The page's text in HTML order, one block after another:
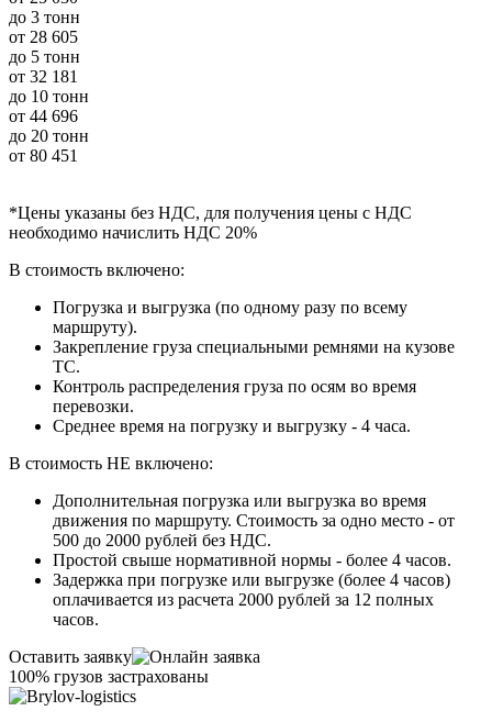
до 3 тонн
от 28 605
до 5 тонн
от 32 181
до 10 тонн
от 44 696
до 20 тонн
от 80 451
*Цены указаны без НДС, для получения цены с НДС
необходимо начислить НДС 20%
В стоимость включено:
Погрузка и выгрузка (по одному разу по всему
маршруту).
Закрепление груза специальными ремнями на кузове
ТС.
Контроль распределения груза по осям во время
перевозки.
Среднее время на погрузку и выгрузку - 4 часа.
В стоимость НЕ включено:
Дополнительная погрузка или выгрузка во время
движения по маршруту. Стоимость за одно место - от
500 до 2000 рублей без НДС.
Простой свыше нормативной нормы - более 4 часов.
Задержка при погрузке или выгрузке (более 4 часов)
оплачивается из расчета 2000 рублей за 12 полных
часов.
Оставить заявку
100% грузов застрахованы